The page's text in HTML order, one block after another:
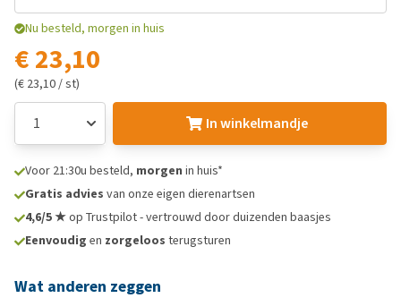
Nu besteld, morgen in huis
€ 23,10
(€ 23,10 / st)
In winkelmandje
Voor 21:30u besteld, morgen in huis*
Gratis advies van onze eigen dierenartsen
4,6/5 ★op Trustpilot - vertrouwd door duizenden baasjes
Eenvoudig en zorgeloos terugsturen
Wat anderen zeggen